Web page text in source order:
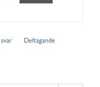
Deltagande